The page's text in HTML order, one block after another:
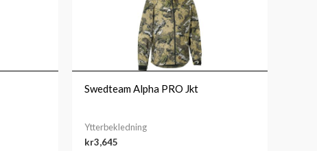
Swedteam Alpha PRO Jkt
Ytterbekledning
kr3,645